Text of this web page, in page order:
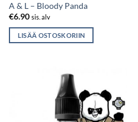
A & L – Bloody Panda
€6.90 sis. alv
LISÄÄ OSTOSKORIIN